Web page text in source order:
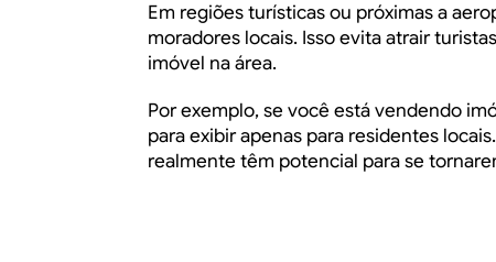
Em regiões turísticas ou próximas a
moradores locais. Isso evita atrair
imóvel na área.
Por exemplo, se você está vendendo
para exibir apenas para residentes
realmente têm potencial para se